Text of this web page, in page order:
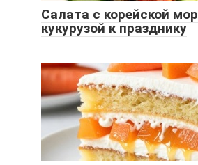
Салата с корейской
кукурузой к празднику